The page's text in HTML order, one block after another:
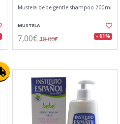
Mustela bebe gentle shampoo 200ml
MUSTELA
7,00€ 18,00€ - 61%